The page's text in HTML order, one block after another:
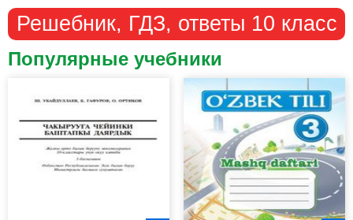
Решебник, ГДЗ, ответы 10 класс
Популярные учебники